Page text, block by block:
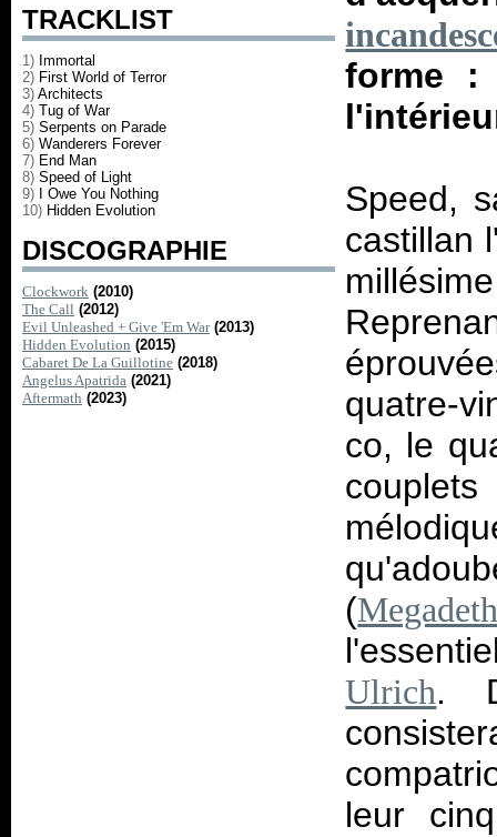
TRACKLIST
1) Immortal
2) First World of Terror
3) Architects
4) Tug of War
5) Serpents on Parade
6) Wanderers Forever
7) End Man
8) Speed of Light
9)
I Owe You Nothing
10) Hidden Evolution
DISCOGRAPHIE
Clockwork (2010)
The Call (2012)
Evil Unleashed + Give 'Em War (2013)
Hidden Evolution (2015)
Cabaret De La Guillotine (2018)
Angelus Apatrida (2021)
Aftermath (2023)
forme :
Speed,
castillan
quatre-
co, le
(
Ulrich.
leur